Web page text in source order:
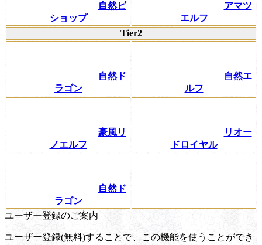
自然ビ
ショップ
アマツ
エルフ
Tier2
自然ド
ラゴン
自然エ
ルフ
豪風リ
ノエルフ
リオー
ドロイヤル
自然ド
ラゴン
ユーザー登録のご案内
ユーザー登録(無料)することで、この機能を使うことができ